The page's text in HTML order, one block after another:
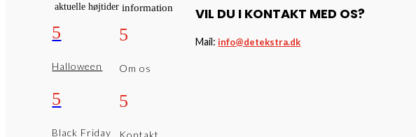
aktuelle højtider
5
Halloween
5
Black Friday
information
5
Om os
5
Kontakt
VIL DU I KONTAKT MED OS?
Mail:info@detekstra.dk